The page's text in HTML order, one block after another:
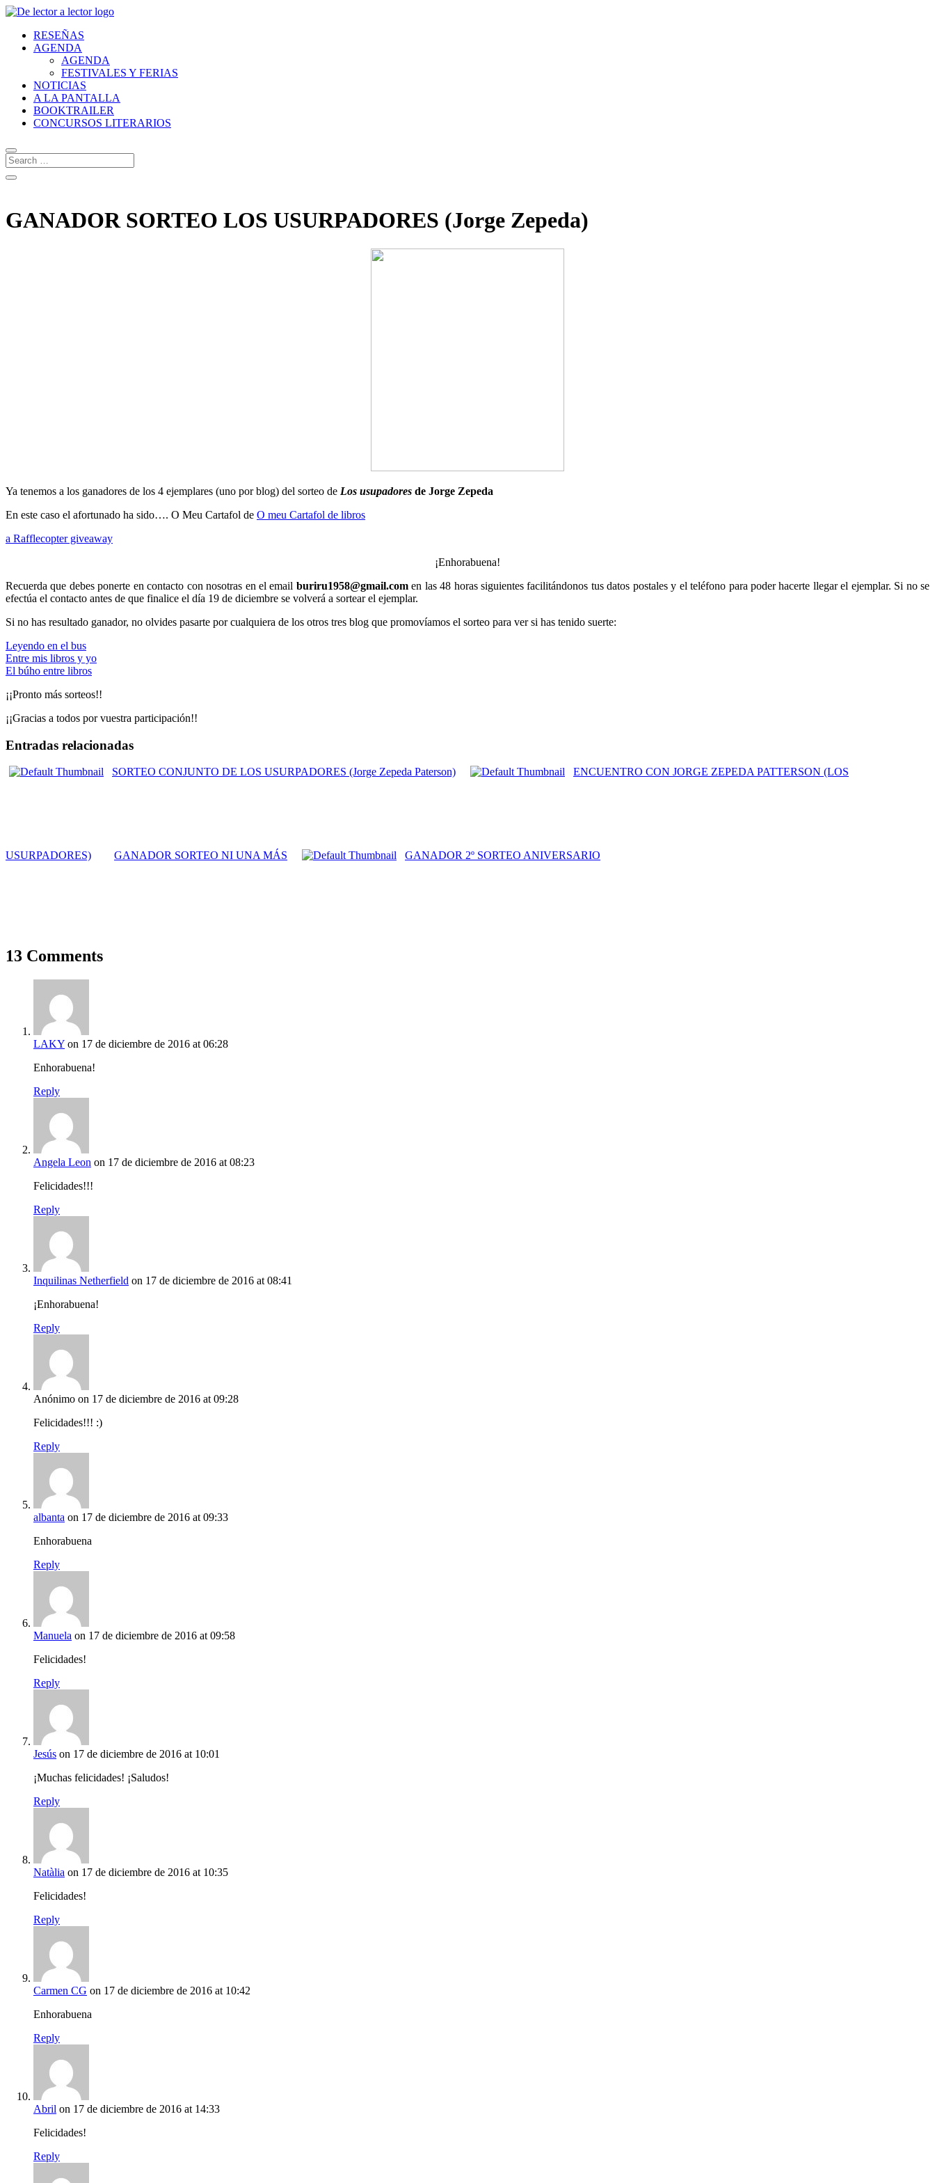
RESEÑAS
AGENDA
AGENDA
FESTIVALES Y FERIAS
NOTICIAS
A LA PANTALLA
BOOKTRAILER
CONCURSOS LITERARIOS
GANADOR SORTEO LOS USURPADORES (Jorge Zepeda)
Ya tenemos a los ganadores de los 4 ejemplares (uno por blog) del sorteo de Los usupadores de Jorge Zepeda
En este caso el afortunado ha sido…. O Meu Cartafol de O meu Cartafol de libros
a Rafflecopter giveaway
¡Enhorabuena!
Recuerda que debes ponerte en contacto con nosotras en el email buriru1958@gmail.comen las 48 horas siguientes facilitándonos tus datos postales y el teléfono para poder hacerte llegar el ejemplar. Si no se
efectúa el contacto antes de que finalice el día 19 de diciembre se volverá a sortear el ejemplar.
Si no has resultado ganador, no olvides pasarte por cualquiera de los otros tres blog que promovíamos el sorteo para ver si has tenido suerte:
Leyendo en el bus
Entre mis libros y yo
El búho entre libros
¡¡Pronto más sorteos!!
¡¡Gracias a todos por vuestra participación!!
Entradas relacionadas
SORTEO CONJUNTO DE LOS USURPADORES (Jorge Zepeda Paterson) ENCUENTRO CON JORGE ZEPEDA PATTERSON (LOS
USURPADORES) GANADOR SORTEO NI UNA MÁS GANADOR 2º SORTEO ANIVERSARIO
13 Comments
LAKY on 17 de diciembre de 2016 at 06:28
Enhorabuena!
Reply
Angela Leon on 17 de diciembre de 2016 at 08:23
Felicidades!!!
Reply
Inquilinas Netherfield on 17 de diciembre de 2016 at 08:41
¡Enhorabuena!
Reply
Anónimo on 17 de diciembre de 2016 at 09:28
Felicidades!!! :)
Reply
albanta on 17 de diciembre de 2016 at 09:33
Enhorabuena
Reply
Manuela on 17 de diciembre de 2016 at 09:58
Felicidades!
Reply
Jesús on 17 de diciembre de 2016 at 10:01
¡Muchas felicidades! ¡Saludos!
Reply
Natàlia on 17 de diciembre de 2016 at 10:35
Felicidades!
Reply
Carmen CG on 17 de diciembre de 2016 at 10:42
Enhorabuena
Reply
Abril on 17 de diciembre de 2016 at 14:33
Felicidades!
Reply